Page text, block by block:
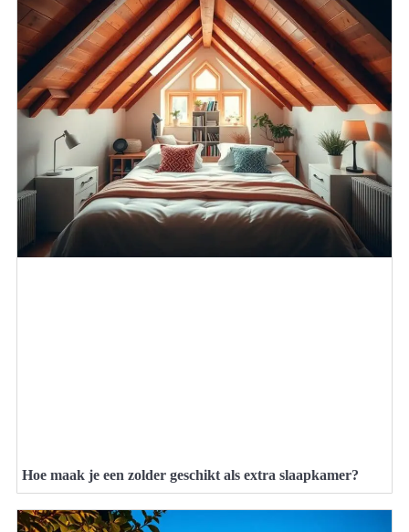
Hoe maak je een zolder geschikt als extra slaapkamer?